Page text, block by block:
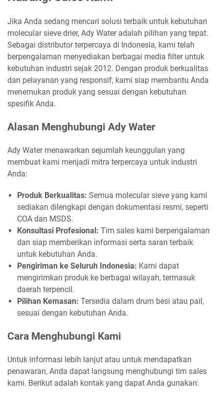
Jika Anda sedang mencari solusi terbaik untuk kebutuhan
molecular sieve drier, Ady Water adalah pilihan yang tepat.
Sebagai distributor terpercaya di Indonesia, kami telah
berpengalaman menyediakan berbagai media filter untuk
kebutuhan industri sejak 2012. Dengan produk berkualitas
dan pelayanan yang responsif, kami siap membantu Anda
menemukan produk yang sesuai dengan kebutuhan
spesifik Anda.
Alasan Menghubungi Ady Water
Ady Water menawarkan sejumlah keunggulan yang
membuat kami menjadi mitra terpercaya untuk industri
Anda:
Produk Berkualitas: Semua molecular sieve yang kami
sediakan dilengkapi dengan dokumentasi resmi, seperti
COA dan MSDS.
Konsultasi Profesional: Tim sales kami berpengalaman
dan siap memberikan informasi serta saran terbaik
untuk kebutuhan Anda.
Pengiriman ke Seluruh Indonesia: Kami dapat
mengirimkan produk ke berbagai wilayah, termasuk
daerah terpencil.
Pilihan Kemasan: Tersedia dalam drum besi atau pail,
sesuai dengan kebutuhan Anda.
Cara Menghubungi Kami
Untuk informasi lebih lanjut atau untuk mendapatkan
penawaran, Anda dapat langsung menghubungi tim sales
kami. Berikut adalah kontak yang dapat Anda gunakan: